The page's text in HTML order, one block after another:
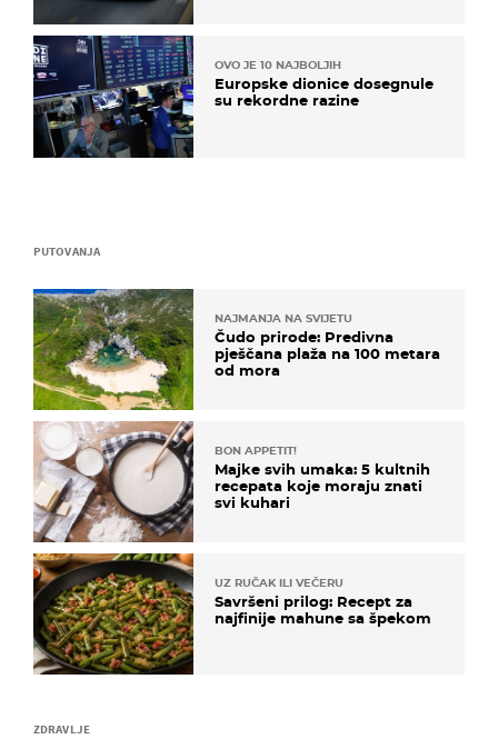
ZDRAVLJE
PUTOVANJA
NAJMANJA NA SVIJETU
Čudo prirode: Predivna
pješčana plaža na 100 metara
od mora
BON APPETIT!
Majke svih umaka: 5 kultnih
recepata koje moraju znati
svi kuhari
UZ RUČAK ILI VEČERU
Savršeni prilog: Recept za
najfinije mahune sa špekom
OVO JE 10 NAJBOLJIH
Europske dionice dosegnule
su rekordne razine